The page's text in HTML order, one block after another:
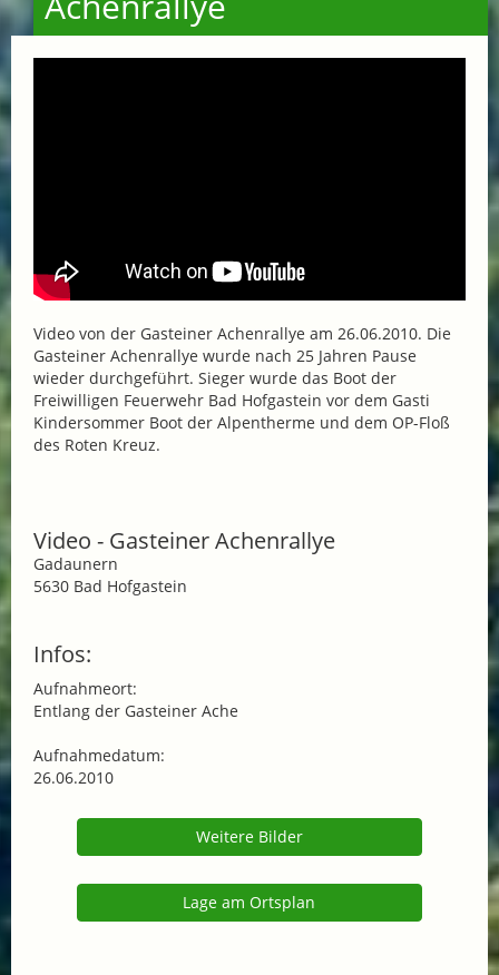
Video von der Gasteiner Achenrallye am 26.06.2010. Die
Gasteiner Achenrallye wurde nach 25 Jahren Pause
wieder durchgeführt. Sieger wurde das Boot der
Freiwilligen Feuerwehr Bad Hofgastein vor dem Gasti
Kindersommer Boot der Alpentherme und dem OP-Floß
des Roten Kreuz.
Video - Gasteiner Achenrallye
Gadaunern
5630 Bad Hofgastein
Infos:
Aufnahmeort:
Entlang der Gasteiner Ache
Aufnahmedatum:
26.06.2010
Weitere Bilder
Lage am Ortsplan